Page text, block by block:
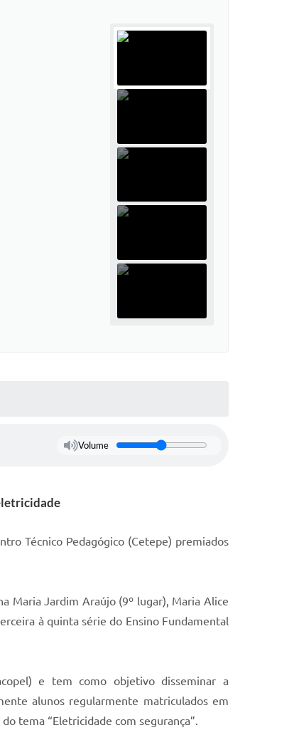
Volume
Técnico Pedagógico (Cetepe) premiados
Maria Jardim Araújo (9º lugar), Maria Alice
à quinta série do Ensino Fundamental
e tem como objetivo disseminar a
alunos regularmente matriculados em
tema “Eletricidade com segurança”.